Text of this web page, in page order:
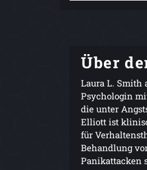
Über
Laura L. Smith
Psychologin
die unter
Elliott ist
für
Behandlung
Panikattacken